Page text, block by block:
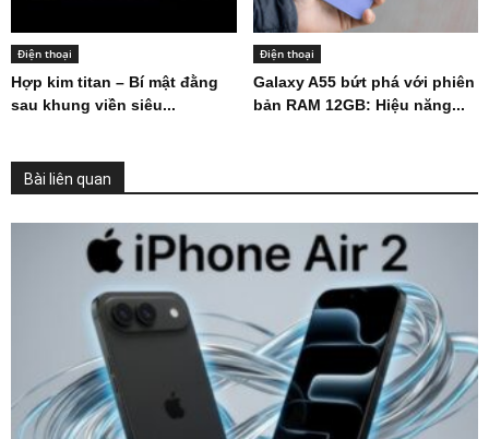
Điện thoại
Hợp kim titan – Bí mật đằng
sau khung viền siêu...
Điện thoại
Galaxy A55 bứt phá với phiên
bản RAM 12GB: Hiệu năng...
Bài liên quan